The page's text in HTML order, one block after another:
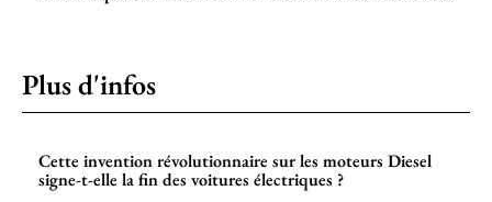
Plus d'infos
Cette invention révolutionnaire sur les moteurs Diesel
signe-t-elle la fin des voitures électriques ?